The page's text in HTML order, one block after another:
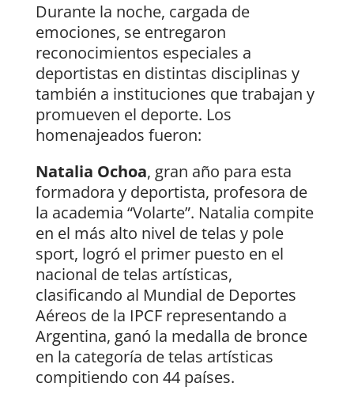
Durante la noche, cargada de
emociones, se entregaron
reconocimientos especiales a
deportistas en distintas disciplinas y
también a instituciones que trabajan y
promueven el deporte. Los
homenajeados fueron:
Natalia Ochoa, gran año para esta
formadora y deportista, profesora de
la academia “Volarte”. Natalia compite
en el más alto nivel de telas y pole
sport, logró el primer puesto en el
nacional de telas artísticas,
clasificando al Mundial de Deportes
Aéreos de la IPCF representando a
Argentina, ganó la medalla de bronce
en la categoría de telas artísticas
compitiendo con 44 países.